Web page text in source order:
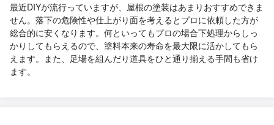
最近DIYが流行っていますが、屋根の塗装はあまりおすすめできま
せん。落下の危険性や仕上がり面を考えるとプロに依頼した方が
総合的に安くなります。何といってもプロの場合下処理からしっ
かりしてもらえるので、塗料本来の寿命を最大限に活かしてもら
えます。また、足場を組んだり道具をひと通り揃える手間も省け
ます。